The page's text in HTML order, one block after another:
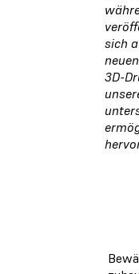
sich
3D-